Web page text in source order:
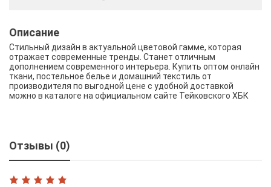
Описание
Стильный дизайн в актуальной цветовой гамме, которая
отражает современные тренды. Станет отличным
дополнением современного интерьера. Купить оптом онлайн
ткани, постельное белье и домашний текстиль от
производителя по выгодной цене с удобной доставкой
можно в каталоге на официальном сайте Тейковского ХБК
Отзывы (0)